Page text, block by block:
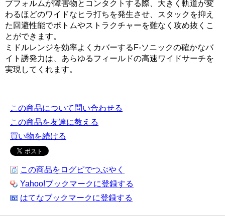
プフォルムが障害物とコンタクトする際、大きく軌道が変
わるほどのワイドなヒラ打ちを発生させ、スタックを抑え
た回避性能でボトムやストラクチャーを難なく攻め抜くこ
とができます。
ミドルレンジを効率よくカバーするF-ソニックの確かなバ
イト誘発力は、あらゆるフィールドの高速ワイドサーチを
実現してくれます。
この商品について問い合わせる
この商品を友達に教える
買い物を続ける
この商品をログピでつぶやく
Yahoo!ブックマークに登録する
はてなブックマークに登録する